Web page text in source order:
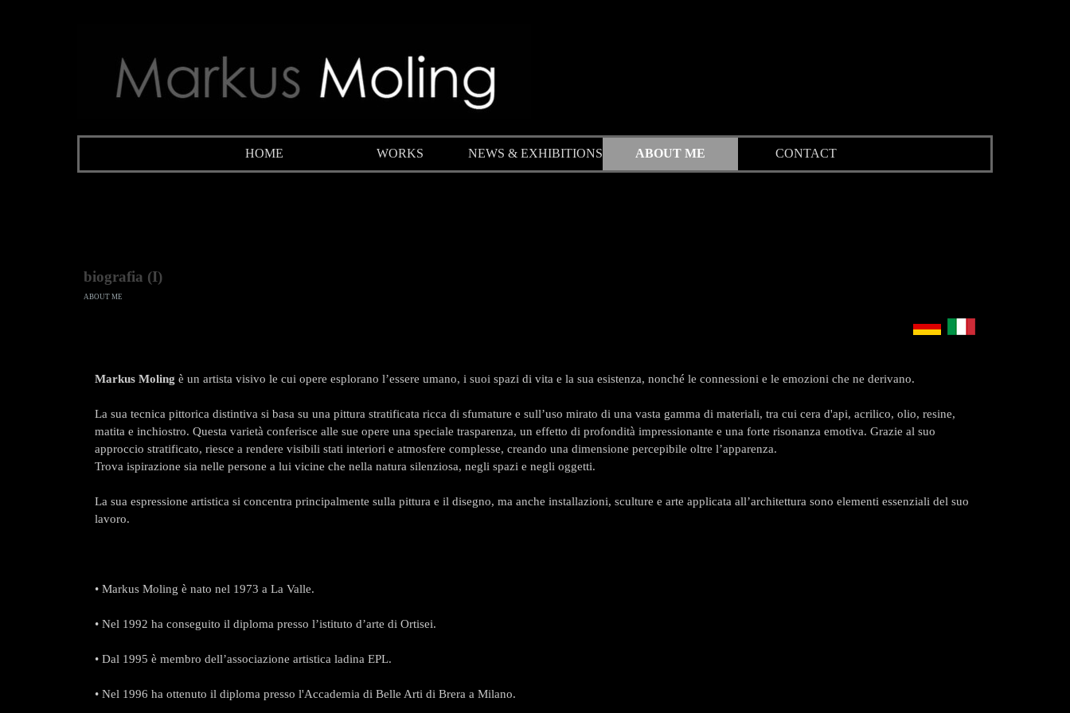
Menü überspringen
HOME WORKS ▼
NEWS & EXHIBITIONS ▼
ABOUT ME ▼
CONTACT
biografia (I)
ABOUT ME
Markus Moling è un artista visivo le cui opere esplorano l’essere umano, i suoi spazi di vita e la sua esistenza, nonché le connessioni e le emozioni che ne derivano.
La sua tecnica pittorica distintiva si basa su una pittura stratificata ricca di sfumature e sull’uso mirato di una vasta gamma di materiali, tra cui cera d'api, acrilico, olio, resine,
matita e inchiostro. Questa varietà conferisce alle sue opere una speciale trasparenza, un effetto di profondità impressionante e una forte risonanza emotiva. Grazie al suo
approccio stratificato, riesce a rendere visibili stati interiori e atmosfere complesse, creando una dimensione percepibile oltre l’apparenza.
Trova ispirazione sia nelle persone a lui vicine che nella natura silenziosa, negli spazi e negli oggetti.
La sua espressione artistica si concentra principalmente sulla pittura e il disegno, ma anche installazioni, sculture e arte applicata all’architettura sono elementi essenziali del suo
lavoro.
• Markus Moling è nato nel 1973 a La Valle.
• Nel 1992 ha conseguito il diploma presso l’istituto d’arte di Ortisei.
• Dal 1995 è membro dell’associazione artistica ladina EPL.
• Nel 1996 ha ottenuto il diploma presso l'Accademia di Belle Arti di Brera a Milano.